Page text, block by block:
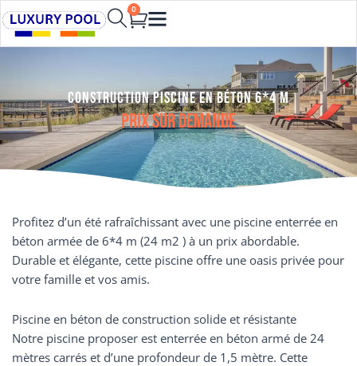
Aller
au
contenu
0
Cart
Construction Piscine en béton 6*4 m
Prix sur demande
Profitez d’un été rafraîchissant avec une piscine enterrée en
béton armée de 6*4 m (24 m2 ) à un prix abordable.
Durable et élégante, cette piscine offre une oasis privée pour
votre famille et vos amis.
Piscine en béton de construction solide et résistante
Notre piscine proposer est enterrée en béton armé de 24
mètres carrés et d’une profondeur de 1,5 mètre. Cette